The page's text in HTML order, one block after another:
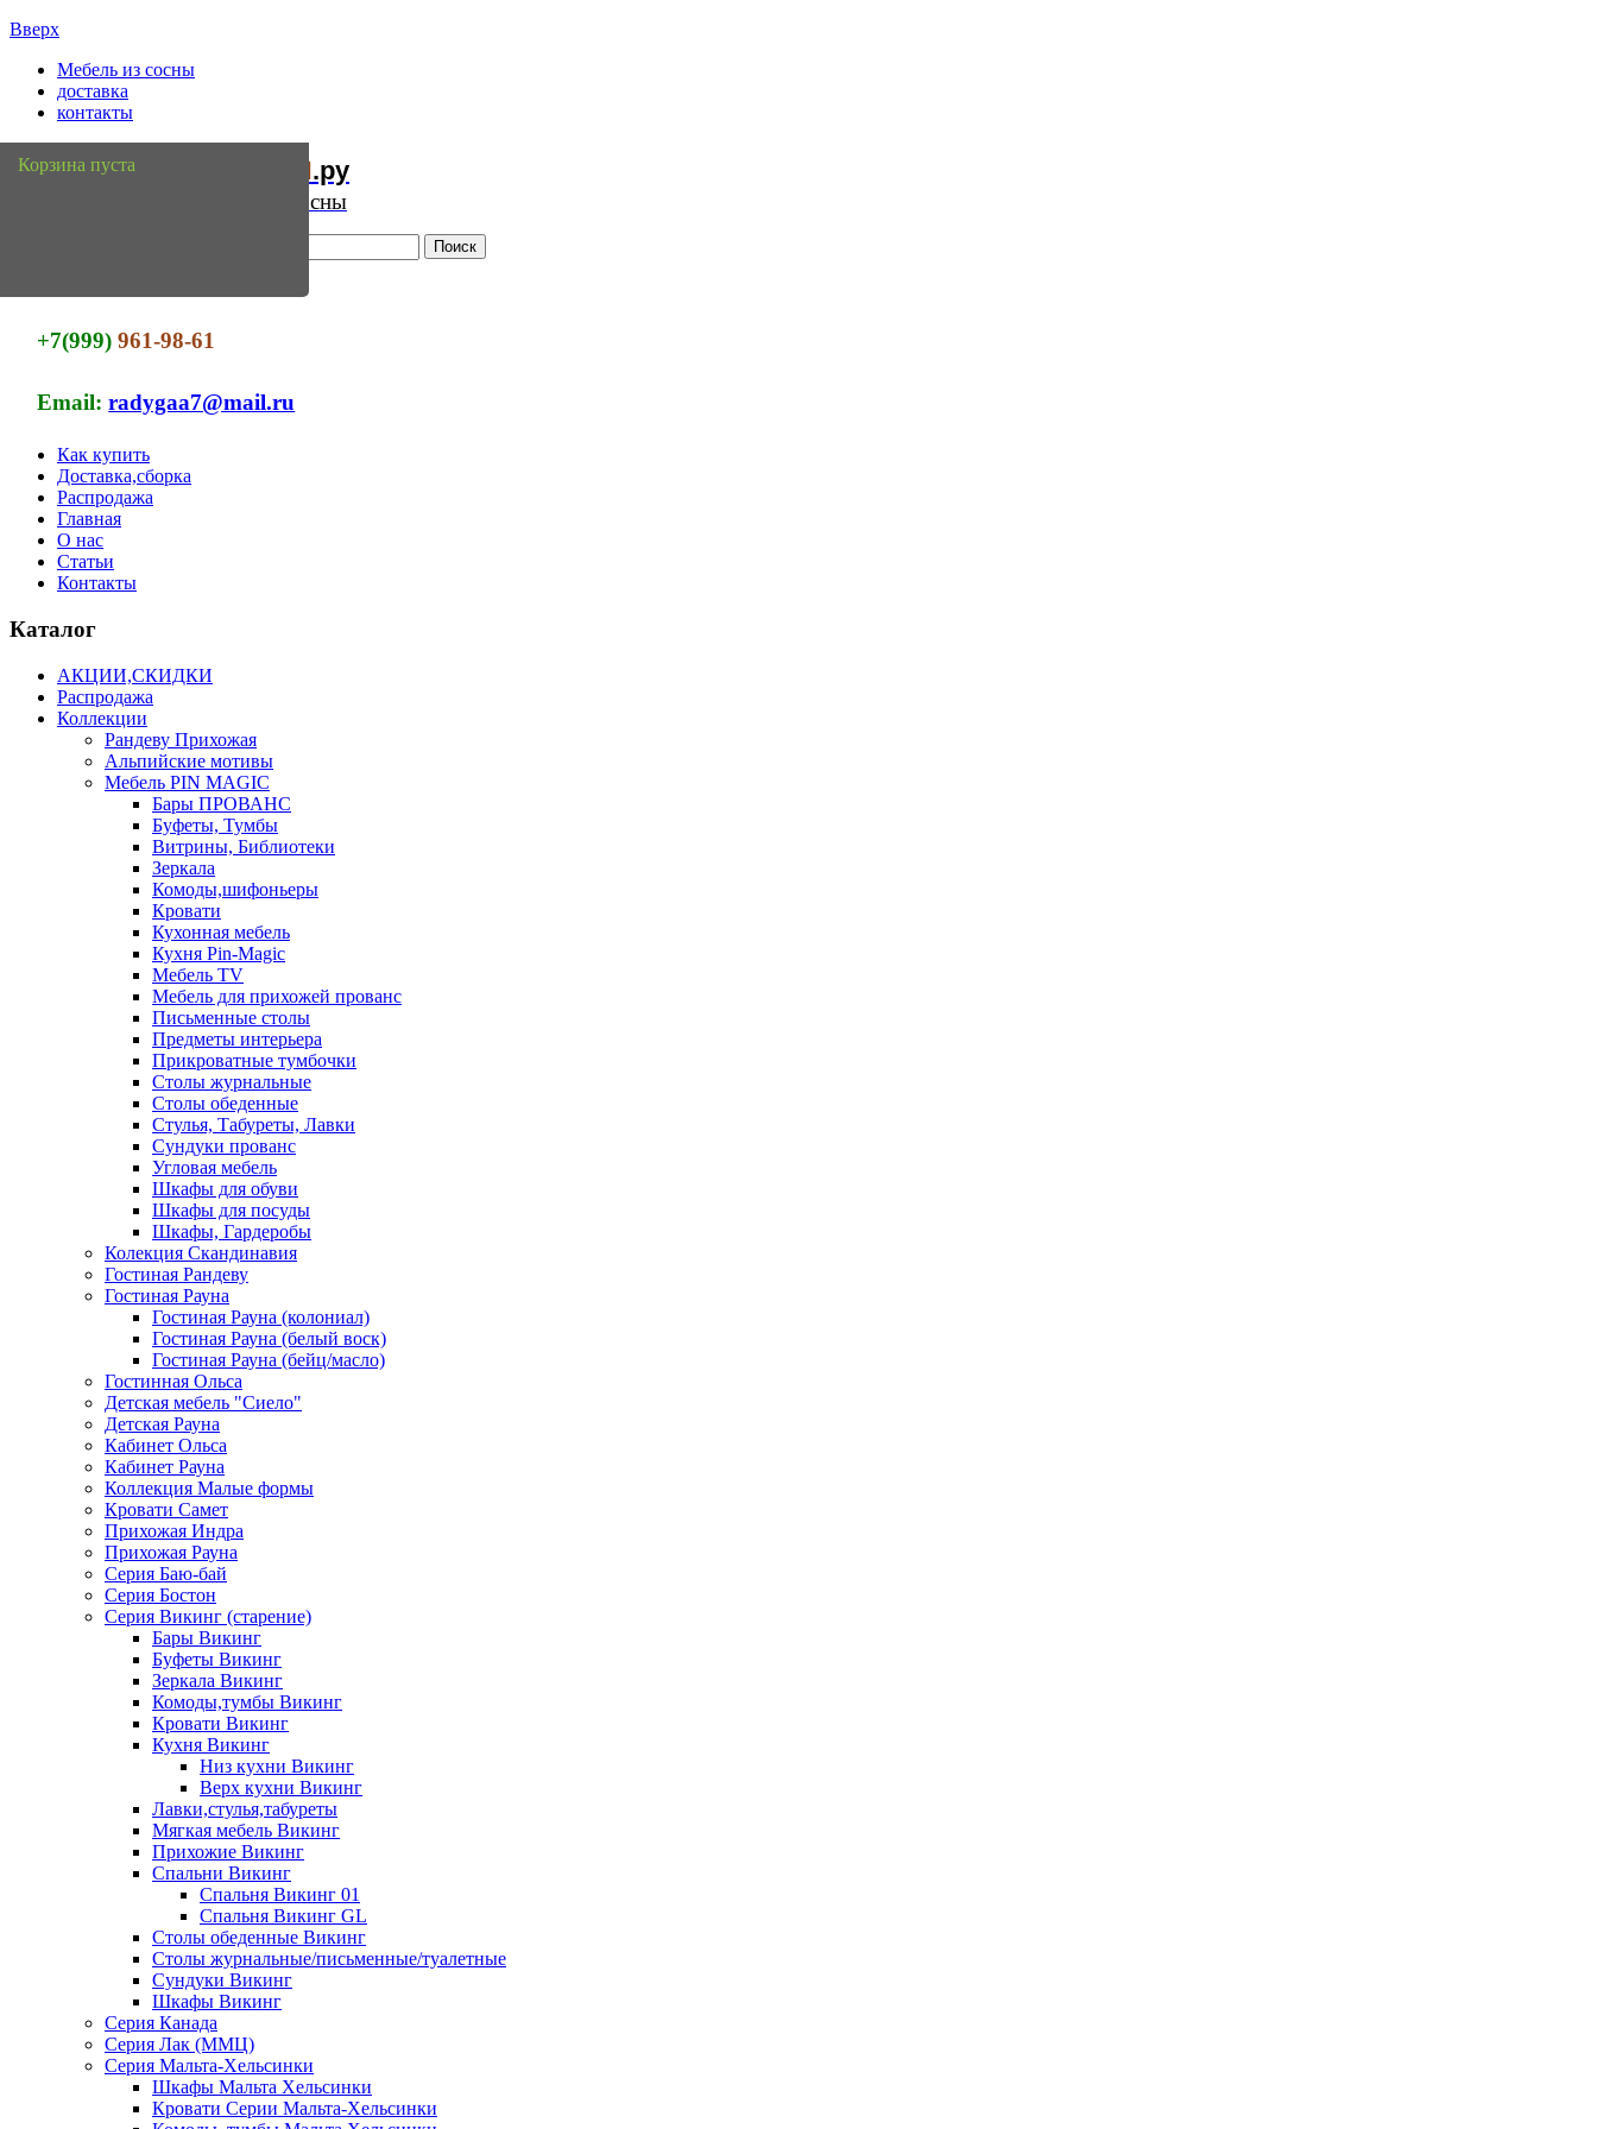
Вверх
Мебель из сосны
доставка
контакты
Мебель Сосны.ру
Интернет магазин мебели из сосны
+7(999)961-98-61
Email:radygaa7@mail.ru
Как купить
Доставка,сборка
Распродажа
Главная
О нас
Статьи
Контакты
Корзина пуста
Каталог
АКЦИИ,СКИДКИ
Распродажа
Коллекции
Рандеву Прихожая
Альпийские мотивы
Мебель PIN MAGIС
Бары ПРОВАНС
Буфеты, Тумбы
Витрины, Библиотеки
Зеркала
Комоды,шифоньеры
Кровати
Кухонная мебель
Кухня Pin-Magic
Мебель TV
Мебель для прихожей прованс
Письменные столы
Предметы интерьера
Прикроватные тумбочки
Столы журнальные
Столы обеденные
Стулья, Табуреты, Лавки
Сундуки прованс
Угловая мебель
Шкафы для обуви
Шкафы для посуды
Шкафы, Гардеробы
Колекция Скандинавия
Гостиная Рандеву
Гостиная Рауна
Гостиная Рауна (колониал)
Гостиная Рауна (белый воск)
Гостиная Рауна (бейц/масло)
Гостинная Ольса
Детская мебель "Сиело"
Детская Рауна
Кабинет Ольса
Кабинет Рауна
Коллекция Малые формы
Кровати Самет
Прихожая Индра
Прихожая Рауна
Серия Баю-бай
Серия Бостон
Серия Викинг (старение)
Бары Викинг
Буфеты Викинг
Зеркала Викинг
Комоды,тумбы Викинг
Кровати Викинг
Кухня Викинг
Низ кухни Викинг
Верх кухни Викинг
Лавки,стулья,табуреты
Мягкая мебель Викинг
Прихожие Викинг
Спальни Викинг
Спальня Викинг 01
Спальня Викинг GL
Столы обеденные Викинг
Столы журнальные/письменные/туалетные
Сундуки Викинг
Шкафы Викинг
Серия Канада
Серия Лак (ММЦ)
Серия Мальта-Хельсинки
Шкафы Мальта Хельсинки
Кровати Серии Мальта-Хельсинки